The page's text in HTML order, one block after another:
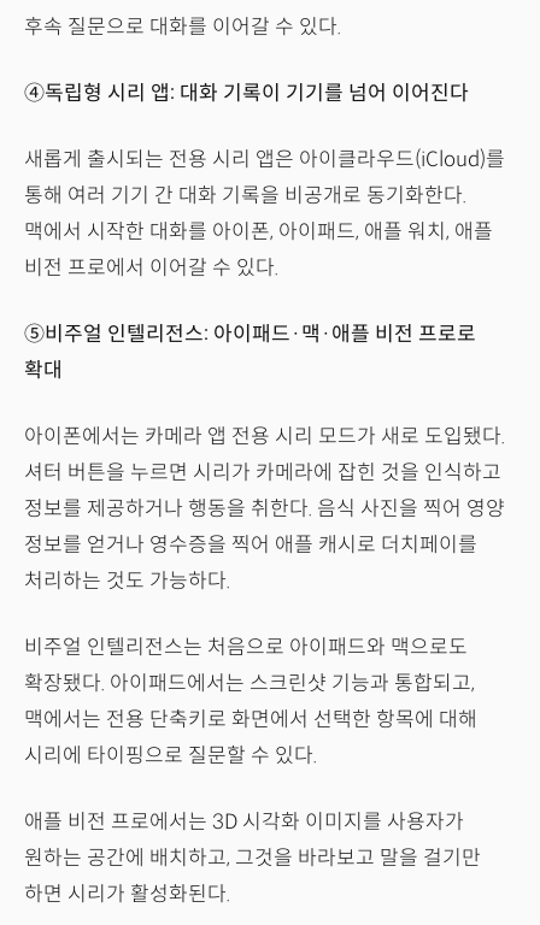
후속 질문으로 대화를 이어갈 수 있다.
④독립형 시리 앱: 대화 기록이 기기를 넘어 이어진다
새롭게 출시되는 전용 시리 앱은 아이클라우드(iCloud)를
통해 여러 기기 간 대화 기록을 비공개로 동기화한다.
맥에서 시작한 대화를 아이폰, 아이패드, 애플 워치, 애플
비전 프로에서 이어갈 수 있다.
⑤비주얼 인텔리전스: 아이패드·맥·애플 비전 프로로
확대
아이폰에서는 카메라 앱 전용 시리 모드가 새로 도입됐다.
셔터 버튼을 누르면 시리가 카메라에 잡힌 것을 인식하고
정보를 제공하거나 행동을 취한다. 음식 사진을 찍어 영양
정보를 얻거나 영수증을 찍어 애플 캐시로 더치페이를
처리하는 것도 가능하다.
비주얼 인텔리전스는 처음으로 아이패드와 맥으로도
확장됐다. 아이패드에서는 스크린샷 기능과 통합되고,
맥에서는 전용 단축키로 화면에서 선택한 항목에 대해
시리에 타이핑으로 질문할 수 있다.
애플 비전 프로에서는 3D 시각화 이미지를 사용자가
원하는 공간에 배치하고, 그것을 바라보고 말을 걸기만
하면 시리가 활성화된다.